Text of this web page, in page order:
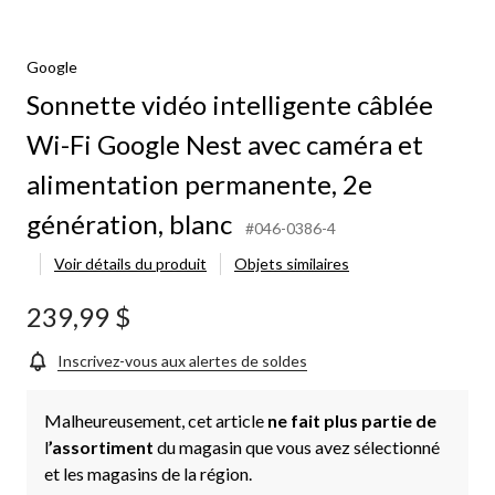
Google
Sonnette vidéo intelligente câblée
Wi-Fi Google Nest avec caméra et
alimentation permanente, 2e
génération, blanc
#046-0386-4
Voir détails du produit
Objets similaires
239,99 $
Inscrivez-vous aux alertes de soldes
Malheureusement, cet article ne fait plus partie de
l’assortiment du magasin que vous avez sélectionné
et les magasins de la région.